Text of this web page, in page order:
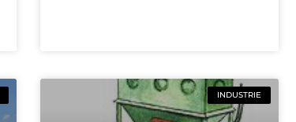
INDUSTRIE